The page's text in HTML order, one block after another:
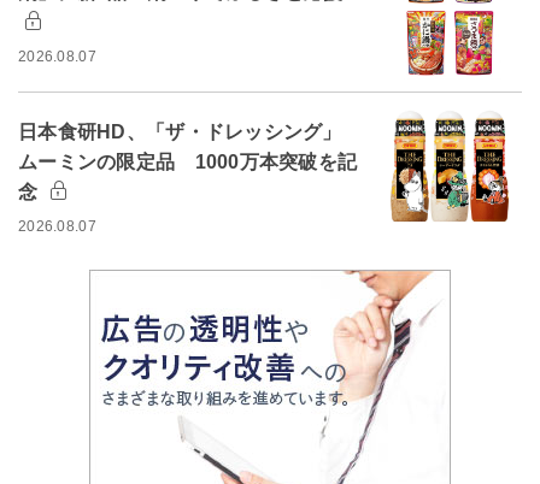
2026.08.07
日本食研HD、「ザ・ドレッシング」
ムーミンの限定品 1000万本突破を記
念
2026.08.07